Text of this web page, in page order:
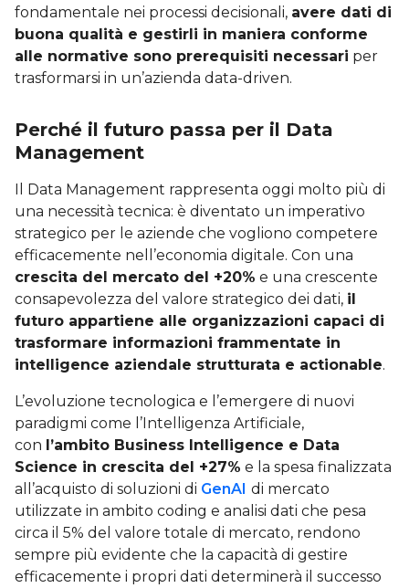
fondamentale nei processi decisionali, avere dati di
buona qualità e gestirli in maniera conforme
alle normative sono prerequisiti necessari per
trasformarsi in un’azienda data-driven.
Perché il futuro passa per il Data
Management
Il Data Management rappresenta oggi molto più di
una necessità tecnica: è diventato un imperativo
strategico per le aziende che vogliono competere
efficacemente nell’economia digitale. Con una
crescita del mercato del +20% e una crescente
consapevolezza del valore strategico dei dati, il
futuro appartiene alle organizzazioni capaci di
trasformare informazioni frammentate in
intelligence aziendale strutturata e actionable.
L’evoluzione tecnologica e l’emergere di nuovi
paradigmi come l’Intelligenza Artificiale,
con l’ambito Business Intelligence e Data
Science in crescita del +27% e la spesa finalizzata
all’acquisto di soluzioni di GenAI di mercato
utilizzate in ambito coding e analisi dati che pesa
circa il 5% del valore totale di mercato, rendono
sempre più evidente che la capacità di gestire
efficacemente i propri dati determinerà il successo